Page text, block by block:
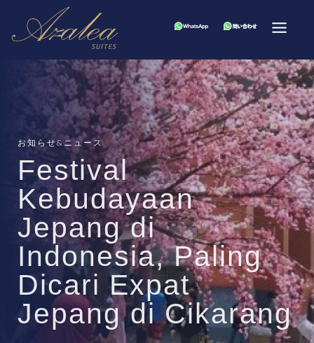
お知らせ&ニュース
Festival
Kebudayaan
Jepang di
Indonesia, Paling
Dicari Expat
Jepang di Cikarang